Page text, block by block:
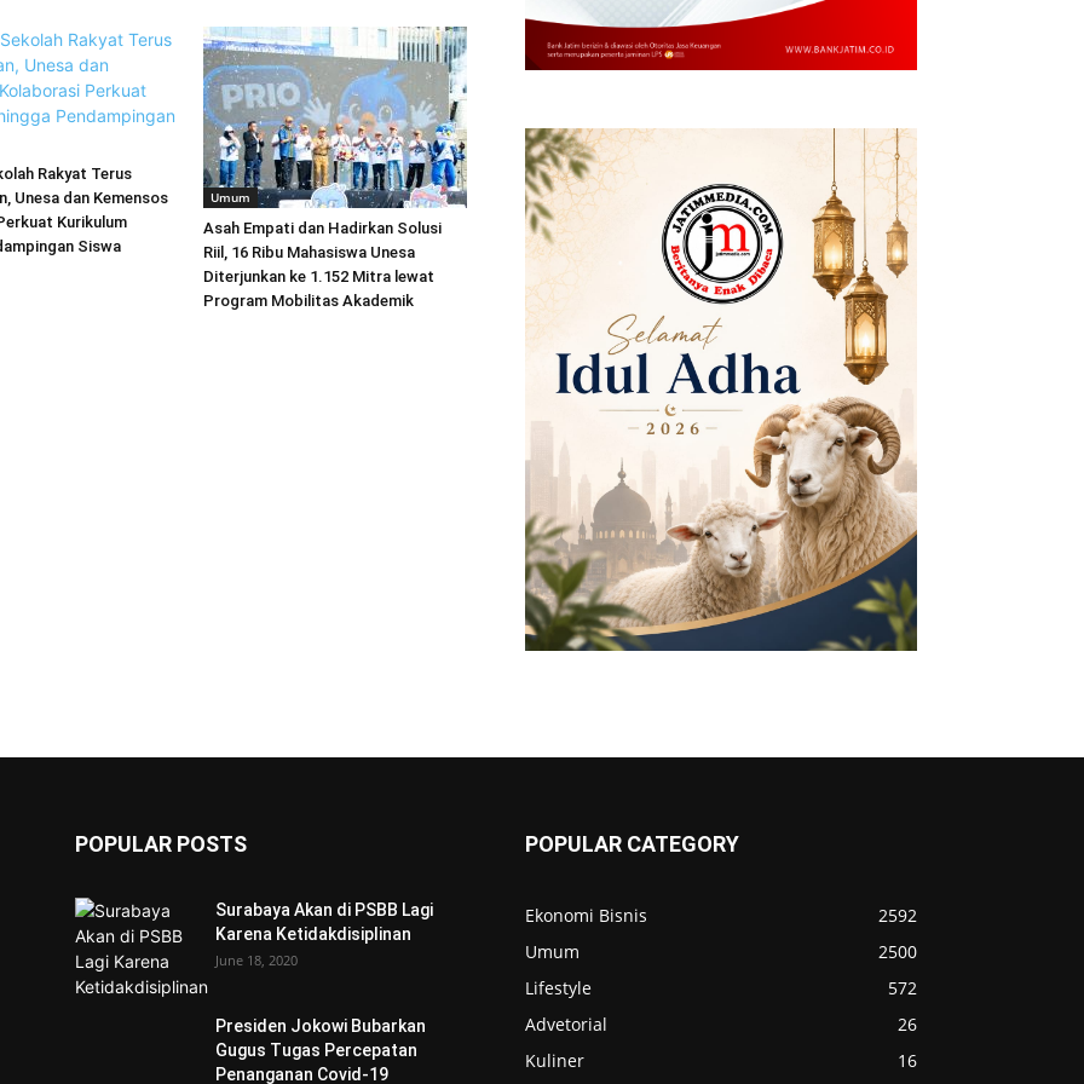
Rakyat Terus
Unesa dan Kemensos
Kurikulum
Siswa
Umum
Asah Empati dan Hadirkan Solusi
Riil, 16 Ribu Mahasiswa Unesa
Diterjunkan ke 1.152 Mitra lewat
Program Mobilitas Akademik
POPULAR POSTS
Surabaya Akan di PSBB Lagi
Karena Ketidakdisiplinan
June 18, 2020
Presiden Jokowi Bubarkan
Gugus Tugas Percepatan
Penanganan Covid-19
POPULAR CATEGORY
Ekonomi Bisnis
2592
Umum
2500
Lifestyle
572
Advetorial
26
Kuliner
16